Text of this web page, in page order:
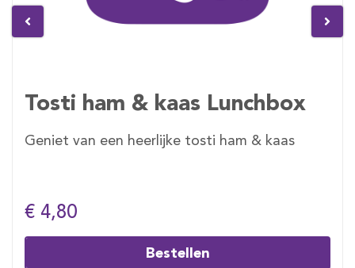
Tosti ham & kaas Lunchbox
Geniet van een heerlijke tosti ham & kaas
€ 4,80
Bestellen